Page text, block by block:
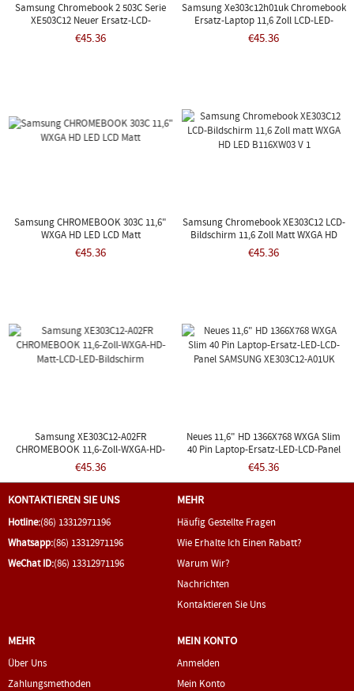
Samsung Chromebook 2 503C Serie
XE503C12 Neuer Ersatz-LCD-
Bildschirm Fr Laptop, LED, HD, Matt
€45.36
Samsung Xe303c12h01uk Chromebook
Ersatz-Laptop 11,6 Zoll LCD-LED-
Bildschirm
€45.36
Samsung CHROMEBOOK 303C 11,6"
WXGA HD LED LCD Matt
€45.36
Samsung Chromebook XE303C12 LCD-
Bildschirm 11,6 Zoll Matt WXGA HD
LED B116XW03 V 1
€45.36
Samsung XE303C12-A02FR
CHROMEBOOK 11,6-Zoll-WXGA-HD-
Matt-LCD-LED-Bildschirm
€45.36
Neues 11,6" HD 1366X768 WXGA Slim
40 Pin Laptop-Ersatz-LED-LCD-Panel
SAMSUNG XE303C12-A01UK
€45.36
KONTAKTIEREN SIE UNS
Hotline:(86) 13312971196
Whatsapp:(86) 13312971196
WeChat ID:(86) 13312971196
MEHR
Häufig Gestellte Fragen
Wie Erhalte Ich Einen Rabatt?
Warum Wir?
Nachrichten
Kontaktieren Sie Uns
MEHR
Über Uns
Zahlungsmethoden
MEIN KONTO
Anmelden
Mein Konto